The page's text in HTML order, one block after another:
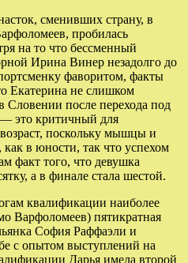
сменивших страну, в
пробилась
на то что бессменный
Ирина Винер незадолго до
фаворитом, факты
Екатерина не слишком
Словении после перехода под
— это критичный для
поскольку мышцы и
в юности, так что успехом
факт того, что девушка
а в финале стала шестой.
квалификации наиболее
Варфоломеев) пятикратная
София Раффаэли и
с опытом выступлений на
Дарья имела второй